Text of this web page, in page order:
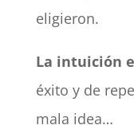
eligieron.
La intuición
éxito y de
mala idea…